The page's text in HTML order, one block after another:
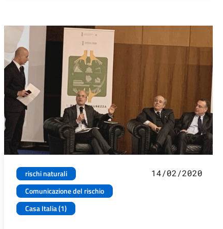
rischi naturali
Comunicazione del rischio
Casa Italia (1)
14/02/2020